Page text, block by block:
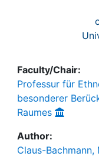
Faculty/Chair:
Professur für
besonderer
Raumes
Author:
Claus-Bachmann,